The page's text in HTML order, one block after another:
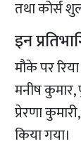
तथा कोर्स
इन
मौके पर
मनीष कुमार,
प्रेरणा
किया गया।